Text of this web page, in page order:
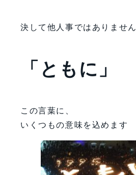
決して他人事ではありません
「ともに」
この言葉に、
いくつもの意味を込めます